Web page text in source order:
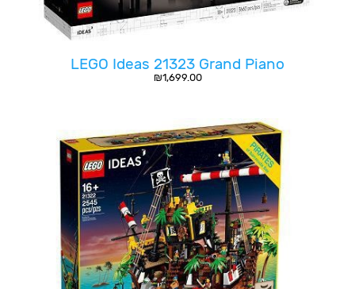
LEGO Ideas 21323 Grand Piano
₪1,699.00